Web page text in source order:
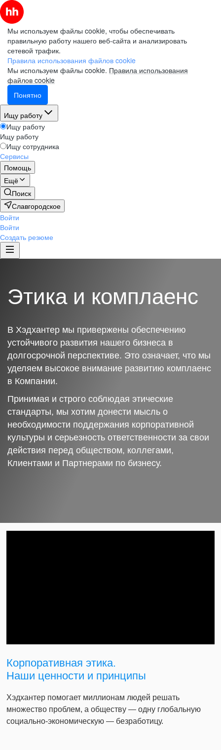
Мы используем файлы cookie, чтобы обеспечивать
правильную работу нашего веб-сайта и анализировать
сетевой трафик.
Правила использования файлов cookie
Мы используем файлы cookie. Правила использования
файлов cookie
Понятно
Ищу работу
Ищу работу
Ищу работу
Ищу сотрудника
Сервисы
Помощь
Ещё
Поиск
Славгородское
Войти
Войти
Создать резюме
Этика и комплаенс
В Хэдхантер мы привержены обеспечению
устойчивого развития нашего бизнеса в
долгосрочной перспективе. Это означает, что мы
уделяем высокое внимание развитию комплаенс
в Компании.
Принимая и строго соблюдая этические
стандарты, мы хотим донести мысль о
необходимости поддержания корпоративной
культуры и серьезность ответственности за свои
действия перед обществом, коллегами,
Клиентами и Партнерами по бизнесу.
Корпоративная этика.
Наши ценности и принципы
Хэдхантер помогает миллионам людей решать
множество проблем, а обществу — одну глобальную
социально-экономическую — безработицу.